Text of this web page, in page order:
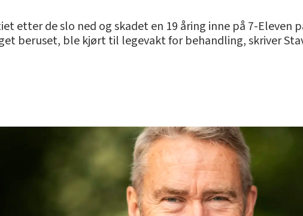
etter de slo ned og skadet en 19 åring inne på 7-Eleven
beruset, ble kjørt til legevakt for behandling, skriver